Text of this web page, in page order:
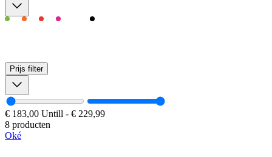
Prijs filter
€ 183,00 Untill - € 229,99
8 producten
Oké